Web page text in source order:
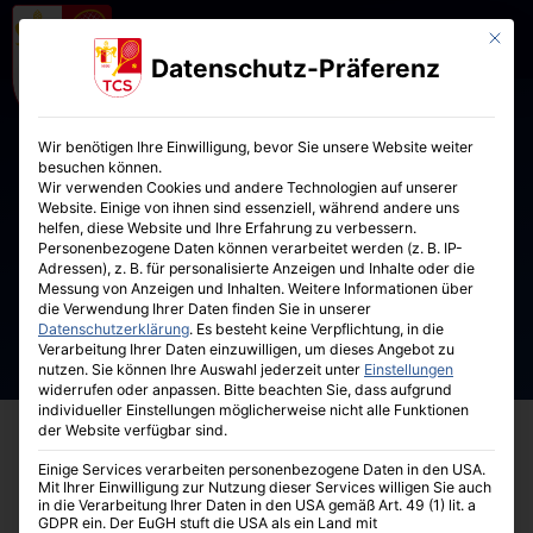
Mit
Datenschutz-Präferenz
Wir benötigen Ihre Einwilligung, bevor Sie unsere Website weiter
besuchen können.
Wir verwenden Cookies und andere Technologien auf unserer
Website. Einige von ihnen sind essenziell, während andere uns
helfen, diese Website und Ihre Erfahrung zu verbessern.
Personenbezogene Daten können verarbeitet werden (z. B. IP-
Adressen), z. B. für personalisierte Anzeigen und Inhalte oder die
Messung von Anzeigen und Inhalten. Weitere Informationen über
die Verwendung Ihrer Daten finden Sie in unserer
Datenschutzerklärung. Es besteht keine Verpflichtung, in die
Verarbeitung Ihrer Daten einzuwilligen, um dieses Angebot zu
nutzen. Sie können Ihre Auswahl jederzeit unter Einstellungen
widerrufen oder anpassen. Bitte beachten Sie, dass aufgrund
individueller Einstellungen möglicherweise nicht alle Funktionen
der Website verfügbar sind.
Einige Services verarbeiten personenbezogene Daten in den USA.
Mit Ihrer Einwilligung zur Nutzung dieser Services willigen Sie auch
in die Verarbeitung Ihrer Daten in den USA gemäß Art. 49 (1) lit. a
GDPR ein. Der EuGH stuft die USA als ein Land mit